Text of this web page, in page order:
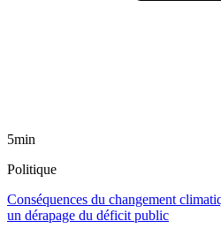
5min
Politique
Conséquences du changement
un dérapage du déficit public